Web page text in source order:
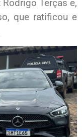
Terças e,
que ratificou e